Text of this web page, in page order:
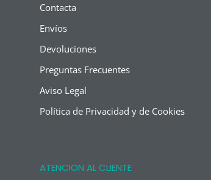
Contacta
Envíos
Devoluciones
Preguntas Frecuentes
Aviso Legal
Política de Privacidad y de Cookies
ATENCION AL CLIENTE